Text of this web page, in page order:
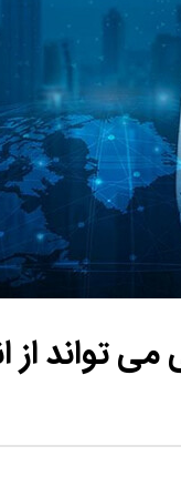
حسن یزدانی دیوید تیلور